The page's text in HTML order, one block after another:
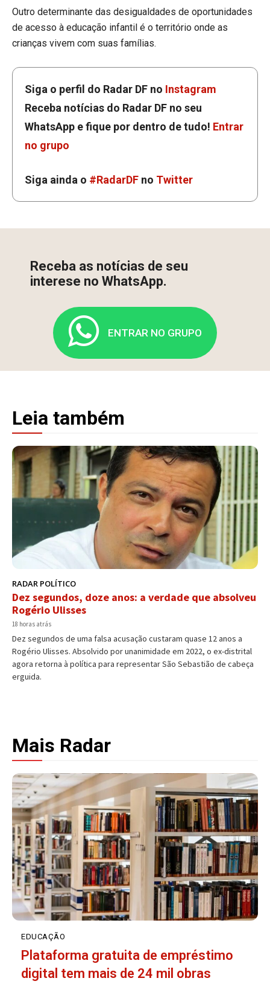
Outro determinante das desigualdades de oportunidades
de acesso à educação infantil é o território onde as
crianças vivem com suas famílias.
Siga o perfil do Radar DF no Instagram
Receba notícias do Radar DF no seu
WhatsApp e fique por dentro de tudo! Entrar
no grupo
Siga ainda o #RadarDF no Twitter
Receba as notícias de seu
interese no WhatsApp.
ENTRAR NO GRUPO
Leia também
RADAR POLÍTICO
Dez segundos, doze anos: a verdade que absolveu
Rogério Ulisses
18 horas atrás
Dez segundos de uma falsa acusação custaram quase 12 anos a
Rogério Ulisses. Absolvido por unanimidade em 2022, o ex-distrital
agora retorna à política para representar São Sebastião de cabeça
erguida.
Mais Radar
EDUCAÇÃO
Plataforma gratuita de empréstimo
digital tem mais de 24 mil obras